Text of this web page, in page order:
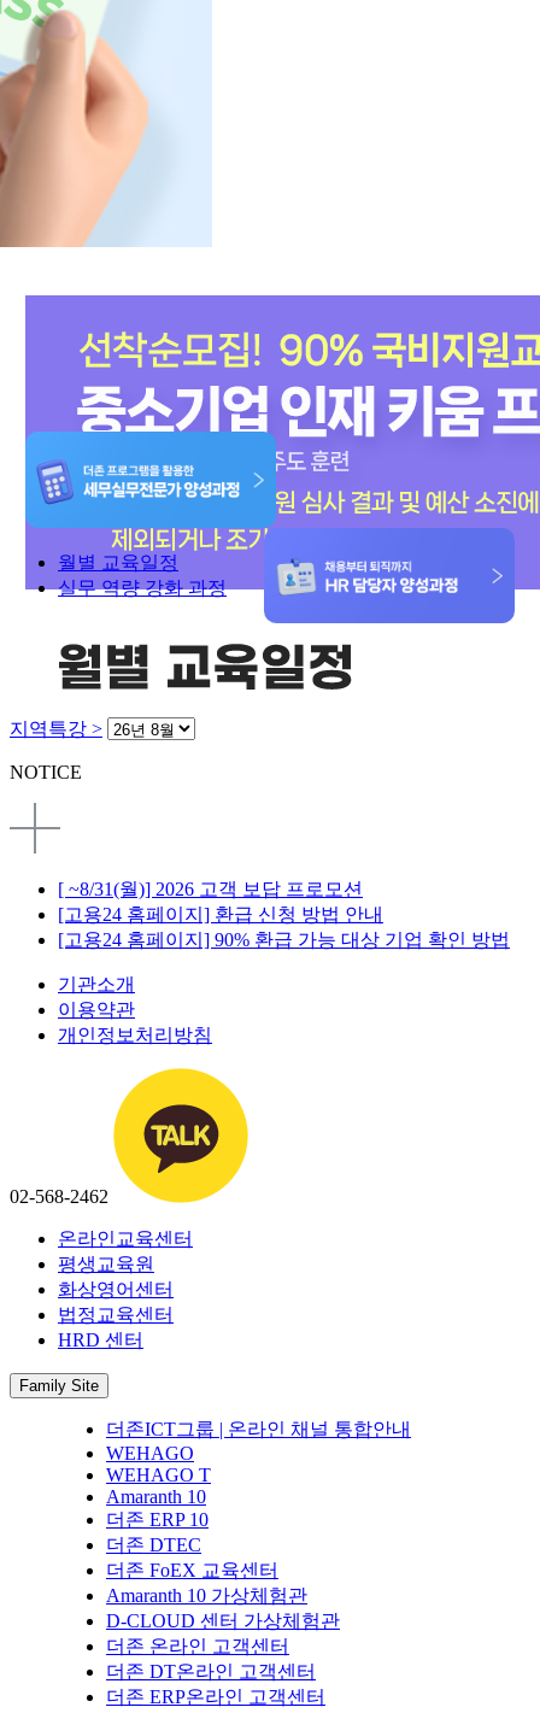
월별 교육일정
실무 역량 강화 과정
지역특강 >
NOTICE
[ ~8/31(월)] 2026 고객 보답 프로모션
[고용24 홈페이지] 환급 신청 방법 안내
[고용24 홈페이지] 90% 환급 가능 대상 기업 확인 방법
기관소개
이용약관
개인정보처리방침
02-568-2462
온라인교육센터
평생교육원
화상영어센터
법정교육센터
HRD 센터
Family Site
더존ICT그룹 | 온라인 채널 통합안내
WEHAGO
WEHAGO T
Amaranth 10
더존 ERP 10
더존 DTEC
더존 FoEX 교육센터
Amaranth 10 가상체험관
D-CLOUD 센터 가상체험관
더존 온라인 고객센터
더존 DT온라인 고객센터
더존 ERP온라인 고객센터